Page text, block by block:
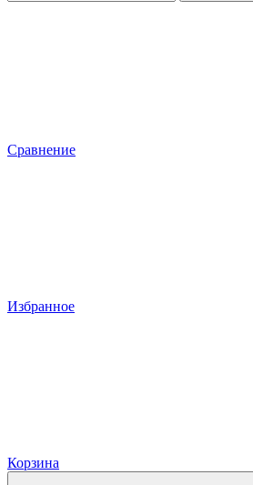
Сравнение
Избранное
Корзина